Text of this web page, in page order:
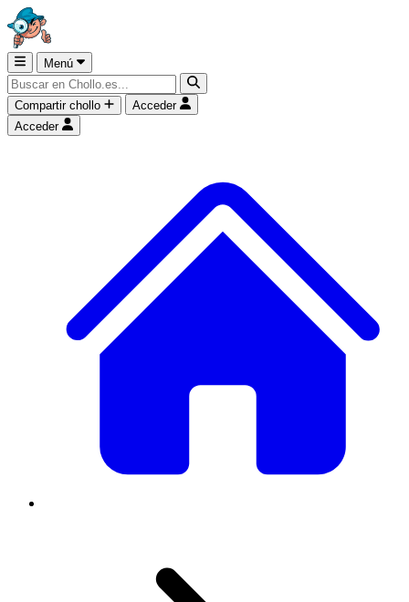
Menú
Compartir chollo
Acceder
Acceder